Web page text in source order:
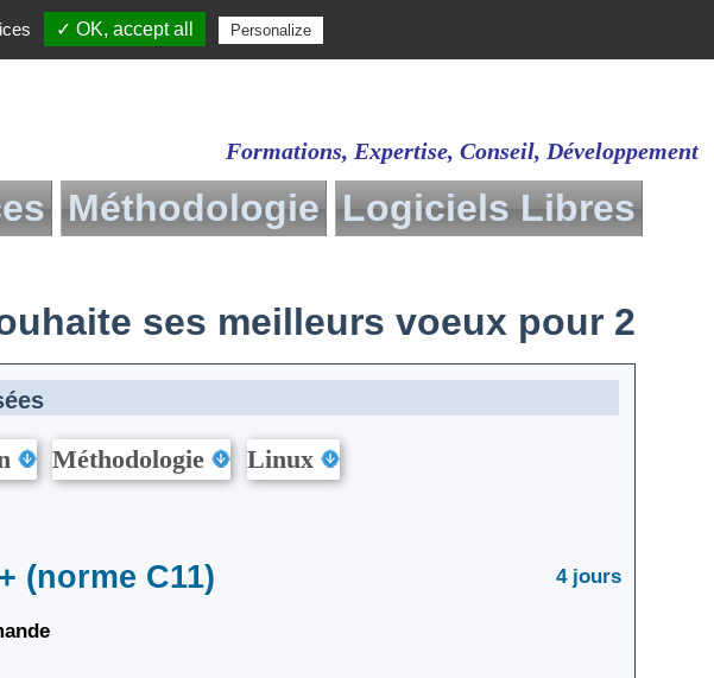
Formations, Expertise, Conseil, Développement
Méthodologie
Livre
Pdf du livre gratuit
Logiciels Libres
Liens
ses meilleurs voeux pour 2026
Méthodologie Linux
(norme C11) 4 jours
✓ OK, accept all Personalize